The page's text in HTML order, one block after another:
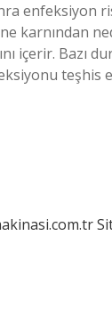
enfeksiyon
içerir. Bazı
teşhis